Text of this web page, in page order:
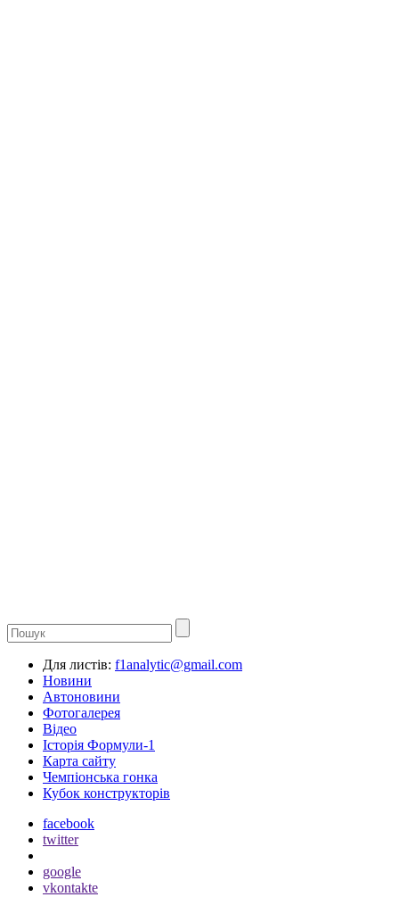
Для листів: f1analytic@gmail.com
Новини
Автоновини
Фотогалерея
Відео
Історія Формули-1
Карта сайту
Чемпіонська гонка
Кубок конструкторів
facebook
twitter
google
vkontakte